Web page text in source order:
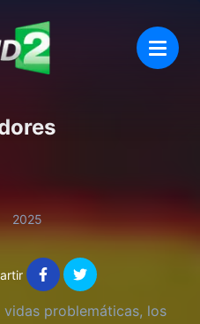
2025
problemáticas, los